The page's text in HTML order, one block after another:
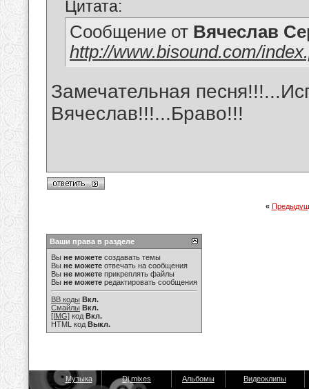
Цитата:
Сообщение от Вячеслав
http://www.bisound.com/
Замечательная
Вячеслав!!!...Браво!!!
«
Ваши права в разделе
Вы не можете создавать темы
Вы не можете отвечать на сообщения
Вы не можете прикреплять файлы
Вы не можете редактировать сообщения
BB коды Вкл.
Смайлы Вкл.
[IMG] код Вкл.
HTML код Выкл.
Музыка Dj mixes Альбомы Видеоклипы